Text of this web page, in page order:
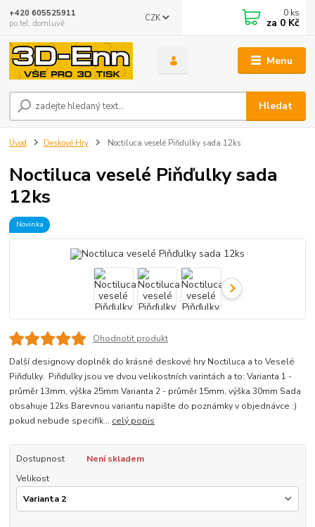
Menu
CZK
Hledat
+420 605525911
po tel. domluvě
0 ks
za 0 Kč
Úvod Deskové Hry Noctiluca veselé Piňďulky sada 12ks
Noctiluca veselé Piňďulky sada
12ks
Novinka
Ohodnotit produkt
Další designovy doplněk do krásné deskové hry Noctiluca a to Veselé
Piňďulky. Piňďulky jsou ve dvou velikostních varintách a to: Varianta 1 -
průměr 13mm, výška 25mm Varianta 2 - průměr 15mm, výška 30mm Sada
obsahuje 12ks Barevnou variantu napište do poznámky v objednávce :)
pokud nebude specifik... celý popis
Dostupnost
Není skladem
Velikost